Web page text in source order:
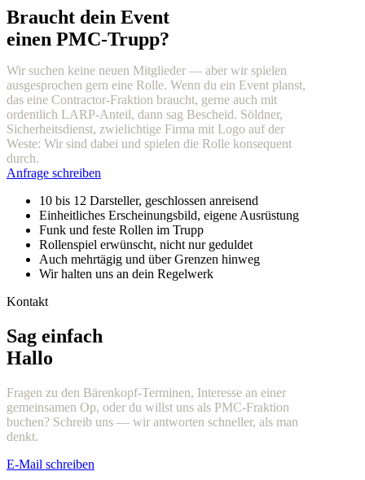
Braucht dein Event
einen PMC-Trupp?
Wir suchen keine neuen Mitglieder — aber wir spielen
ausgesprochen gern eine Rolle. Wenn du ein Event planst,
das eine Contractor-Fraktion braucht, gerne auch mit
ordentlich LARP-Anteil, dann sag Bescheid. Söldner,
Sicherheitsdienst, zwielichtige Firma mit Logo auf der
Weste: Wir sind dabei und spielen die Rolle konsequent
durch.
Anfrage schreiben
10 bis 12 Darsteller, geschlossen anreisend
Einheitliches Erscheinungsbild, eigene Ausrüstung
Funk und feste Rollen im Trupp
Rollenspiel erwünscht, nicht nur geduldet
Auch mehrtägig und über Grenzen hinweg
Wir halten uns an dein Regelwerk
Kontakt
Sag einfach
Hallo
Fragen zu den Bärenkopf-Terminen, Interesse an einer
gemeinsamen Op, oder du willst uns als PMC-Fraktion
buchen? Schreib uns — wir antworten schneller, als man
denkt.
E-Mail schreiben